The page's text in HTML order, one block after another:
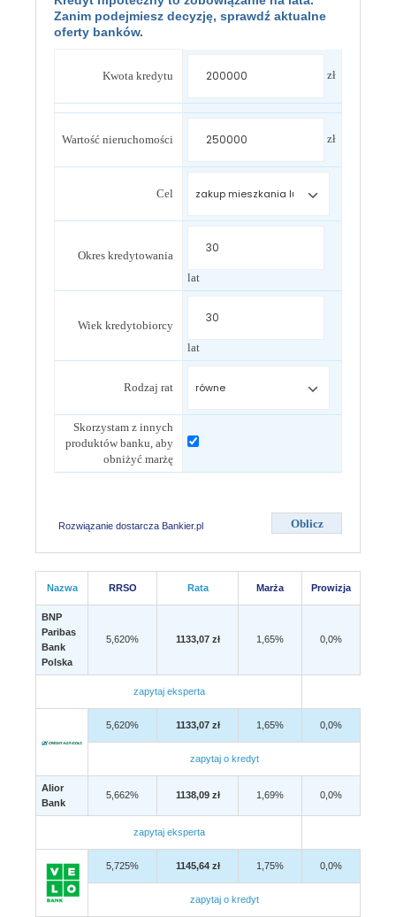
Zanim podejmiesz decyzję, sprawdź aktualne
oferty banków.
Kwota kredytu zł
Wartość nieruchomości zł
Cel
Okres kredytowania
lat
Wiek kredytobiorcy
lat
Rodzaj rat
Skorzystam z innych
produktów banku, aby
obniżyć marżę
Rozwiązanie dostarcza Bankier.pl
Nazwa RRSO Rata Marża Prowizja
BNP
Paribas
Bank
Polska
5,620% 1133,07 zł 1,65% 0,0%
zapytaj eksperta
5,620% 1133,07 zł 1,65% 0,0%
zapytaj o kredyt
Alior
Bank
5,662% 1138,09 zł 1,69% 0,0%
zapytaj eksperta
5,725% 1145,64 zł 1,75% 0,0%
zapytaj o kredyt